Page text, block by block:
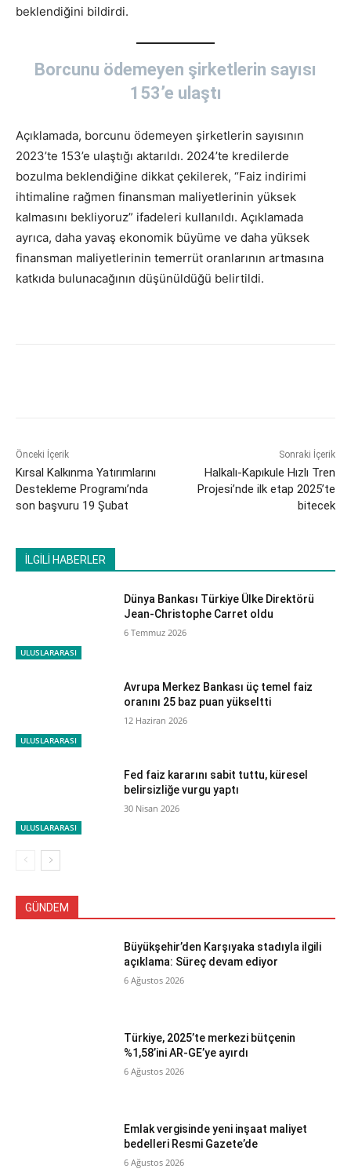
beklendiğini bildirdi.
Borcunu ödemeyen şirketlerin sayısı
153’e ulaştı
Açıklamada, borcunu ödemeyen şirketlerin sayısının
2023’te 153’e ulaştığı aktarıldı. 2024’te kredilerde
bozulma beklendiğine dikkat çekilerek, “Faiz indirimi
ihtimaline rağmen finansman maliyetlerinin yüksek
kalmasını bekliyoruz” ifadeleri kullanıldı. Açıklamada
ayrıca, daha yavaş ekonomik büyüme ve daha yüksek
finansman maliyetlerinin temerrüt oranlarının artmasına
katkıda bulunacağının düşünüldüğü belirtildi.
Önceki İçerik
Kırsal Kalkınma Yatırımlarını
Destekleme Programı’nda
son başvuru 19 Şubat
Sonraki İçerik
Halkalı-Kapıkule Hızlı Tren
Projesi’nde ilk etap 2025’te
bitecek
İLGİLİ HABERLER
ULUSLARARASI
Dünya Bankası Türkiye Ülke Direktörü
Jean-Christophe Carret oldu
6 Temmuz 2026
ULUSLARARASI
Avrupa Merkez Bankası üç temel faiz
oranını 25 baz puan yükseltti
12 Haziran 2026
ULUSLARARASI
Fed faiz kararını sabit tuttu, küresel
belirsizliğe vurgu yaptı
30 Nisan 2026
GÜNDEM
Büyükşehir’den Karşıyaka stadıyla ilgili
açıklama: Süreç devam ediyor
6 Ağustos 2026
Türkiye, 2025’te merkezi bütçenin
%1,58’ini AR-GE’ye ayırdı
6 Ağustos 2026
Emlak vergisinde yeni inşaat maliyet
bedelleri Resmi Gazete’de
6 Ağustos 2026